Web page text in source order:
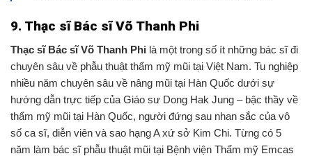
9. Thạc sĩ Bác sĩ Võ Thanh Phi
Thạc sĩ Bác sĩ Võ Thanh Phi là một trong số ít những bác sĩ đi
chuyên sâu về phẫu thuật thẩm mỹ mũi tại Việt Nam. Tu nghiệp
nhiều năm chuyên sâu về nâng mũi tại Hàn Quốc dưới sự
hướng dẫn trực tiếp của Giáo sư Dong Hak Jung – bậc thầy về
thẩm mỹ mũi tại Hàn Quốc, người đứng sau nhan sắc của vô
số ca sĩ, diễn viên và sao hạng A xứ sở Kim Chi. Từng có 5
năm làm bác sĩ phẫu thuật mũi tại Bệnh viện Thẩm mỹ Emcas